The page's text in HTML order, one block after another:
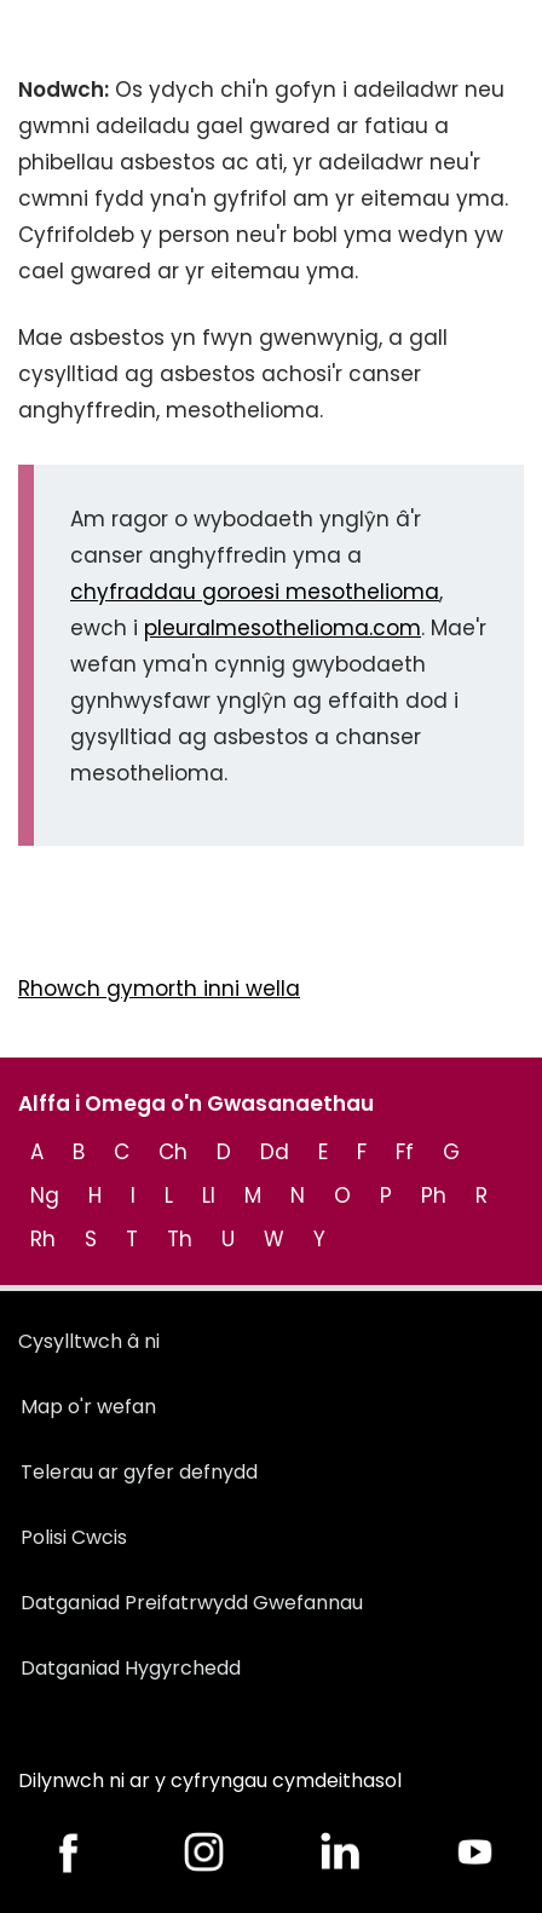
Nodwch: Os ydych chi'n gofyn i adeiladwr neu
gwmni adeiladu gael gwared ar fatiau a
phibellau asbestos ac ati, yr adeiladwr neu'r
cwmni fydd yna'n gyfrifol am yr eitemau yma.
Cyfrifoldeb y person neu'r bobl yma wedyn yw
cael gwared ar yr eitemau yma.
Mae asbestos yn fwyn gwenwynig, a gall
cysylltiad ag asbestos achosi'r canser
anghyffredin, mesothelioma.
Am ragor o wybodaeth ynglŷn â'r
canser anghyffredin yma a
chyfraddau goroesi mesothelioma,
ewch i pleuralmesothelioma.com. Mae'r
wefan yma'n cynnig gwybodaeth
gynhwysfawr ynglŷn ag effaith dod i
gysylltiad ag asbestos a chanser
mesothelioma.
Rhowch gymorth inni wella
Alffa i Omega o'n Gwasanaethau
A
B C Ch D Dd E F Ff
G
Ng
H I L Ll M N O P Ph
R
Rh
S T Th U W Y
Cysylltwch â ni
Map o'r wefan
Telerau ar gyfer defnydd
Polisi Cwcis
Datganiad Preifatrwydd Gwefannau
Datganiad Hygyrchedd
Dilynwch ni ar y cyfryngau cymdeithasol